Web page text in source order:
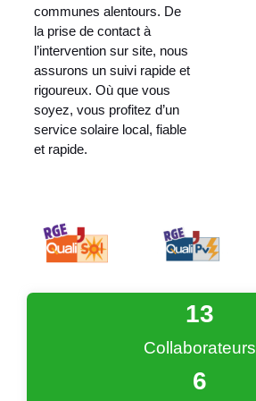
communes alentours. De
la prise de contact à
l’intervention sur site, nous
assurons un suivi rapide et
rigoureux. Où que vous
soyez, vous profitez d’un
service solaire local, fiable
et rapide.
Collaborateurs
13
6